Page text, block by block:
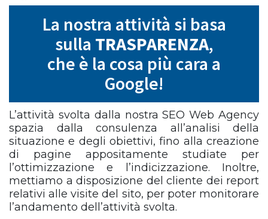
La nostra attività si basa
sulla TRASPARENZA,
che è la cosa più cara a
Google!
L’attività svolta dalla nostra SEO Web Agency
spazia dalla consulenza all’analisi della
situazione e degli obiettivi, fino alla creazione
di pagine appositamente studiate per
l’ottimizzazione e l’indicizzazione. Inoltre,
mettiamo a disposizione del cliente dei report
relativi alle visite del sito, per poter monitorare
l’andamento dell’attività svolta.